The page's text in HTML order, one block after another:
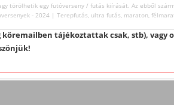
törölhetik egy futóverseny / futás kiírását. Az ebből
- 2024 | Terepfutás, ultra futás, maraton,
de rendületlenül igyekszünk
tájékoztattak csak, stb), vagy